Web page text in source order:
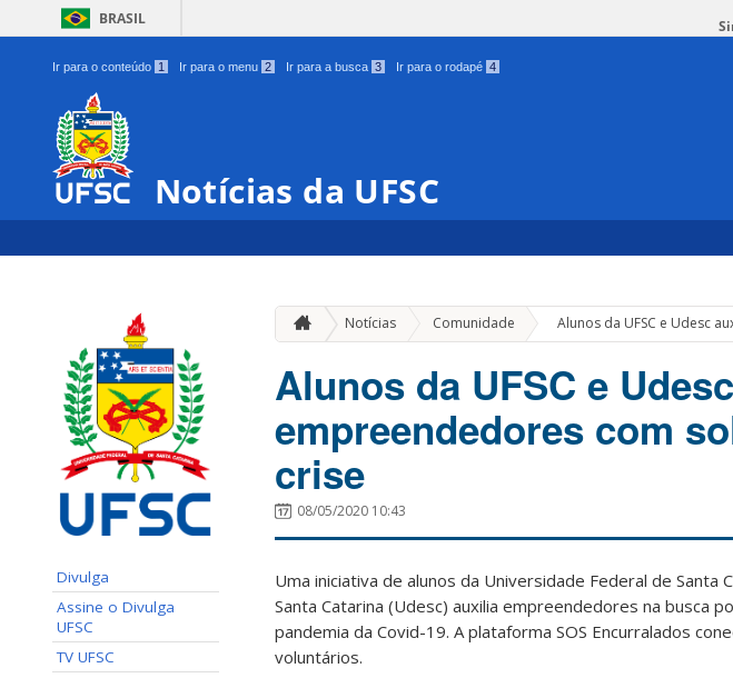
BRASIL
Ir para o conteúdo 1 Ir para o menu 2 Ir para a busca 3 Ir para o rodapé 4
Notícias da UFSC
Divulga
Assine o Divulga
UFSC
TV UFSC
Notícias Comunidade » Alunos da UFSC e Udesc
Alunos da UFSC e
empreendedores com
crise
08/05/2020 10:43
Uma iniciativa de alunos da Universidade Federal de Santa
Santa Catarina (Udesc) auxilia empreendedores na busca
pandemia da Covid-19. A plataforma SOS Encurralados
voluntários.